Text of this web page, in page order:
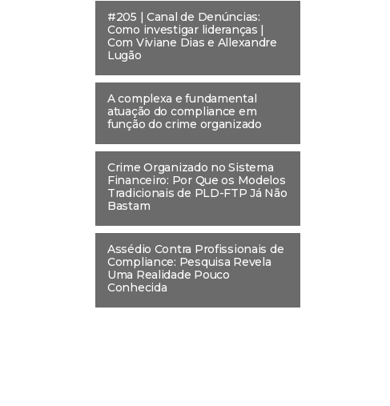
#205 | Canal de Denúncias:
Como investigar lideranças |
Com Viviane Dias e Allexandre
Lugão
A complexa e fundamental
atuação do compliance em
função do crime organizado
Crime Organizado no Sistema
Financeiro: Por Que os Modelos
Tradicionais de PLD-FTP Já Não
Bastam
Assédio Contra Profissionais de
Compliance: Pesquisa Revela
Uma Realidade Pouco
Conhecida